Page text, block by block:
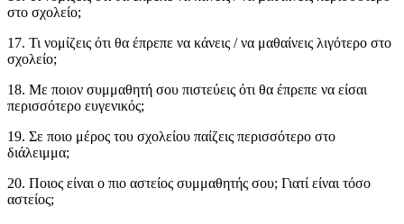
στο σχολείο;
17. Τι νομίζεις ότι θα έπρεπε να κάνεις / να μαθαίνεις λιγότερο στο
σχολείο;
18. Με ποιον συμμαθητή σου πιστεύεις ότι θα έπρεπε να είσαι
περισσότερο ευγενικός;
19. Σε ποιο μέρος του σχολείου παίζεις περισσότερο στο
διάλειμμα;
20. Ποιος είναι ο πιο αστείος συμμαθητής σου; Γιατί είναι τόσο
αστείος;